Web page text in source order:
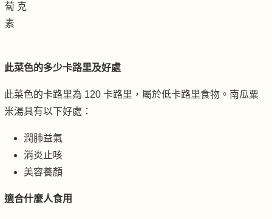
蔔
素
克
此菜色的多少卡路里及好處
此菜色的卡路里為 120 卡路里，屬於低卡路里食物。南瓜粟
米湯具有以下好處：
潤肺益氣
消炎止咳
美容養顏
適合什麼人食用